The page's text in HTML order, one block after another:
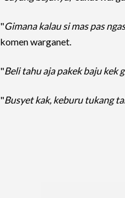
"Gimana kalau si mas pas
komen warganet.
"Beli tahu aja pakek baju kek
"Busyet kak, keburu tukang